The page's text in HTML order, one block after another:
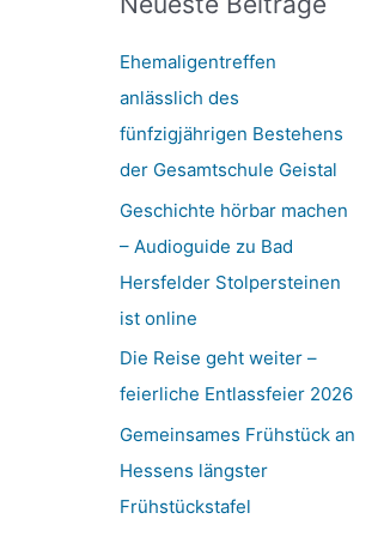
q
u
a
r
e
p
e
c
h
:
Ehemaligentreffen
anlässlich des
fünfzigjährigen Bestehens
der Gesamtschule Geistal
Geschichte hörbar machen
– Audioguide zu Bad
Hersfelder Stolpersteinen
ist online
Die Reise geht weiter –
feierliche Entlassfeier 2026
Gemeinsames Frühstück an
Hessens längster
Frühstückstafel